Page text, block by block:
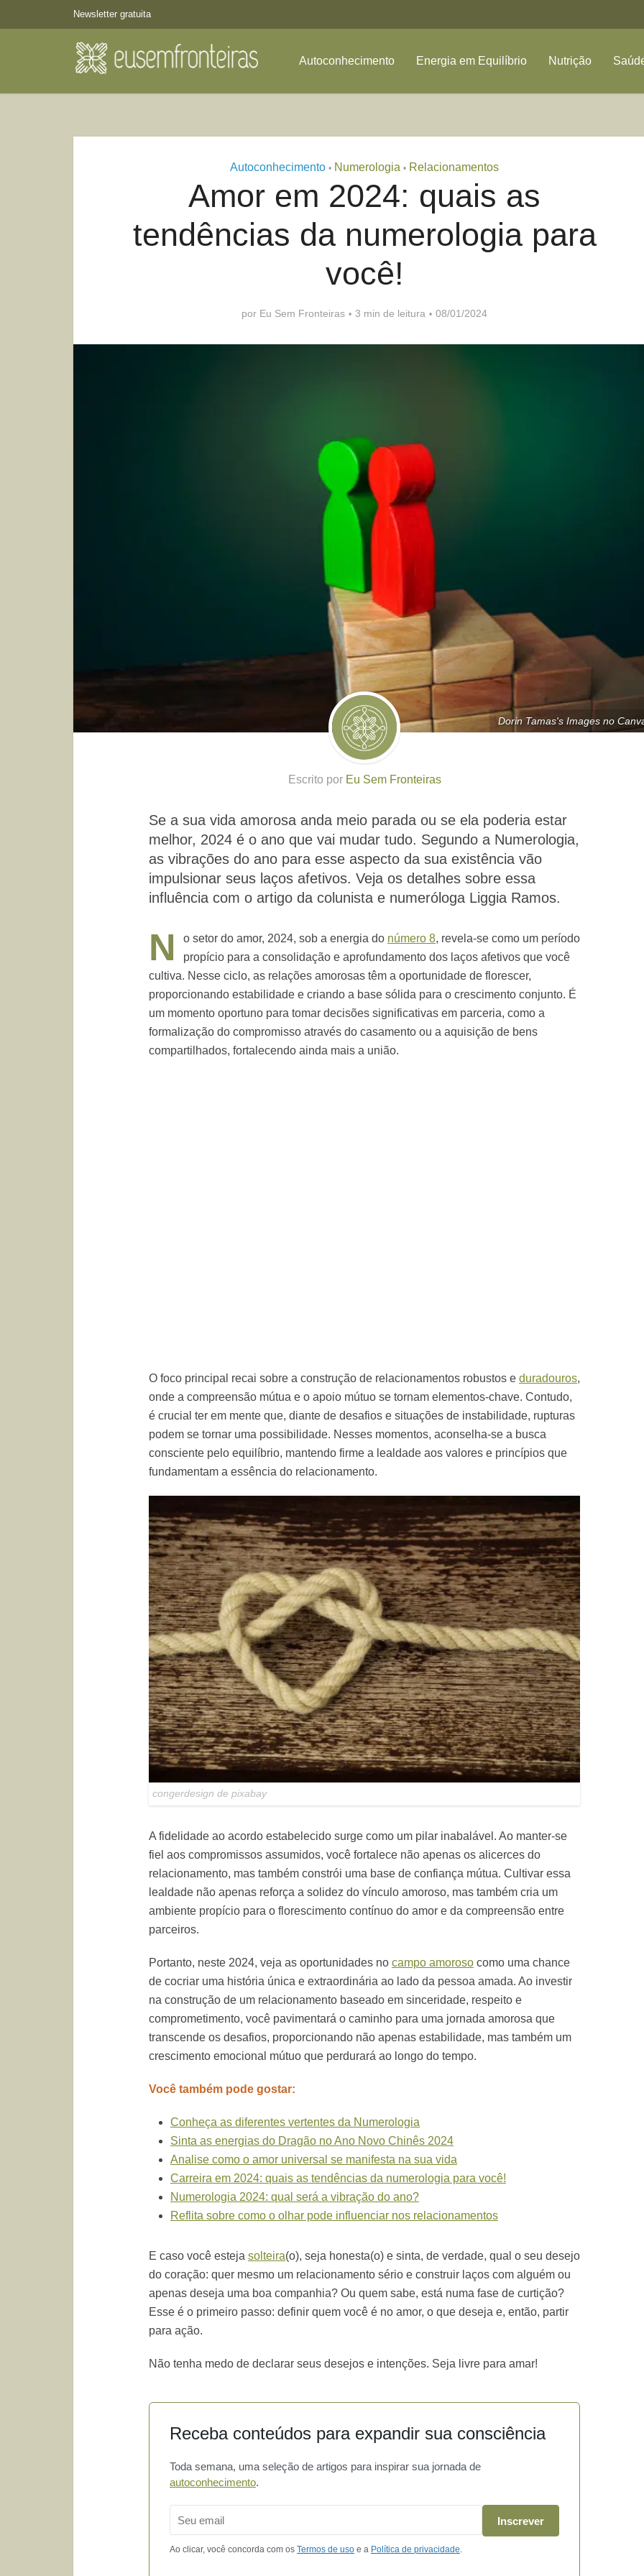
Newsletter gratuita
Autoconhecimento Energia em Equilíbrio Nutrição
Autoconhecimento • Numerologia • Relacionamentos
Amor em 2024: quais as
tendências da numerologia para
você!
por Eu Sem Fronteiras 3 min de leitura 08/01/2024
Dorin Tamas's Images no
Escrito por Eu Sem Fronteiras
Se a sua vida amorosa anda meio parada ou se ela poderia estar
melhor, 2024 é o ano que vai mudar tudo. Segundo a Numerologia,
as vibrações do ano para esse aspecto da sua existência vão
impulsionar seus laços afetivos. Veja os detalhes sobre essa
influência com o artigo da colunista e numeróloga Liggia Ramos.
N o setor do amor, 2024, sob a energia do número 8, revela-se como um período
propício para a consolidação e aprofundamento dos laços afetivos que você
cultiva. Nesse ciclo, as relações amorosas têm a oportunidade de florescer,
proporcionando estabilidade e criando a base sólida para o crescimento conjunto. É
um momento oportuno para tomar decisões significativas em parceria, como a
formalização do compromisso através do casamento ou a aquisição de bens
compartilhados, fortalecendo ainda mais a união.
O foco principal recai sobre a construção de relacionamentos robustos e duradouros,
onde a compreensão mútua e o apoio mútuo se tornam elementos-chave. Contudo,
é crucial ter em mente que, diante de desafios e situações de instabilidade, rupturas
podem se tornar uma possibilidade. Nesses momentos, aconselha-se a busca
consciente pelo equilíbrio, mantendo firme a lealdade aos valores e princípios que
fundamentam a essência do relacionamento.
congerdesign de pixabay
A fidelidade ao acordo estabelecido surge como um pilar inabalável. Ao manter-se
fiel aos compromissos assumidos, você fortalece não apenas os alicerces do
relacionamento, mas também constrói uma base de confiança mútua. Cultivar essa
lealdade não apenas reforça a solidez do vínculo amoroso, mas também cria um
ambiente propício para o florescimento contínuo do amor e da compreensão entre
parceiros.
Portanto, neste 2024, veja as oportunidades no campo amoroso como uma chance
de cocriar uma história única e extraordinária ao lado da pessoa amada. Ao investir
na construção de um relacionamento baseado em sinceridade, respeito e
comprometimento, você pavimentará o caminho para uma jornada amorosa que
transcende os desafios, proporcionando não apenas estabilidade, mas também um
crescimento emocional mútuo que perdurará ao longo do tempo.
Você também pode gostar:
Conheça as diferentes vertentes da Numerologia
Sinta as energias do Dragão no Ano Novo Chinês 2024
Analise como o amor universal se manifesta na sua vida
Carreira em 2024: quais as tendências da numerologia para você!
Numerologia 2024: qual será a vibração do ano?
Reflita sobre como o olhar pode influenciar nos relacionamentos
E caso você esteja solteira(o), seja honesta(o) e sinta, de verdade, qual o seu desejo
do coração: quer mesmo um relacionamento sério e construir laços com alguém ou
apenas deseja uma boa companhia? Ou quem sabe, está numa fase de curtição?
Esse é o primeiro passo: definir quem você é no amor, o que deseja e, então, partir
para ação.
Não tenha medo de declarar seus desejos e intenções. Seja livre para amar!
Receba conteúdos para expandir sua consciência
Toda semana, uma seleção de artigos para inspirar sua jornada de
autoconhecimento.
Inscrever
Ao clicar, você concorda com os Termos de uso e a Política de privacidade.